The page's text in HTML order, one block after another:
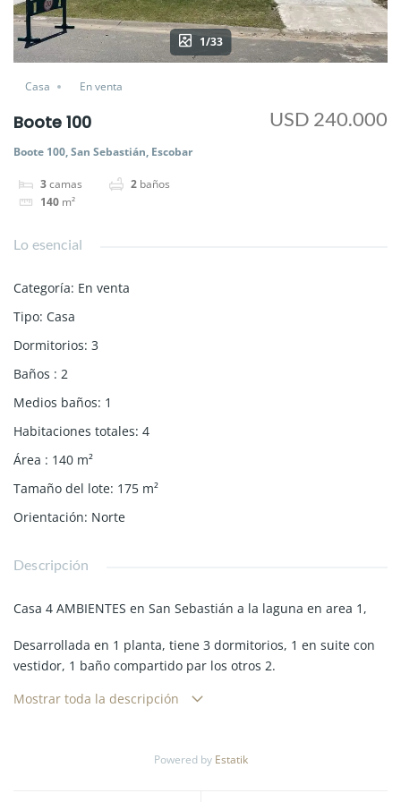
1/33
Casa En venta
Boote 100
Boote 100, San Sebastián, Escobar
3 camas 2 baños
140 m²
USD 240.000
Lo esencial
Categoría: En venta
Tipo: Casa
Dormitorios: 3
Baños : 2
Medios baños: 1
Habitaciones totales: 4
Área : 140 m²
Tamaño del lote: 175 m²
Orientación: Norte
Descripción
Casa 4 AMBIENTES en San Sebastián a la laguna en area 1,
Desarrollada en 1 planta, tiene 3 dormitorios, 1 en suite con
vestidor, 1 baño compartido par los otros 2.
Pasillo muy luminoso hacia el living comedor, con cocina
Lavadero y toilette de recepción.
Mostrar toda la descripción
Powered by Estatik